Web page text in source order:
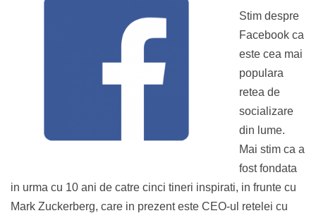
Stim despre
Facebook ca
este cea mai
populara
retea de
socializare
din lume.
Mai stim ca a
fost fondata
in urma cu 10 ani de catre cinci tineri inspirati, in frunte cu
Mark Zuckerberg, care in prezent este CEO-ul retelei cu